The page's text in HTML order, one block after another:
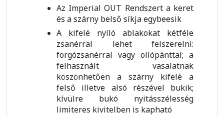
Az Imperial OUT Rendszert a keret
és a szárny belső síkja egybeesik
A kifelé nyíló ablakokat kétféle
zsanérral lehet felszerelni:
forgózsanérral vagy ollópánttal; a
felhasznált vasalatnak
köszönhetően a szárny kifelé a
felső illetve alsó részével bukik;
kívülre bukó nyitásszélesség
limiteres kivitelben is kapható